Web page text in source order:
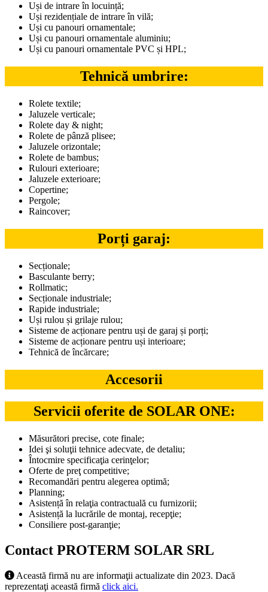
Uși de intrare în locuință;
Uși rezidențiale de intrare în vilă;
Uși cu panouri ornamentale;
Uși cu panouri ornamentale aluminiu;
Uși cu panouri ornamentale PVC și HPL;
Tehnică umbrire:
Rolete textile;
Jaluzele verticale;
Rolete day & night;
Rolete de pânză plisee;
Jaluzele orizontale;
Rolete de bambus;
Rulouri exterioare;
Jaluzele exterioare;
Copertine;
Pergole;
Raincover;
Porți garaj:
Secționale;
Basculante berry;
Rollmatic;
Secționale industriale;
Rapide industriale;
Uși rulou și grilaje rulou;
Sisteme de acționare pentru uși de garaj și porți;
Sisteme de acționare pentru uși interioare;
Tehnică de încărcare;
Accesorii
Servicii oferite de SOLAR ONE:
Măsurători precise, cote finale;
Idei şi soluţii tehnice adecvate, de detaliu;
Întocmire specificaţia cerinţelor;
Oferte de preţ competitive;
Recomandări pentru alegerea optimă;
Planning;
Asistență în relaţia contractuală cu furnizorii;
Asistență la lucrările de montaj, recepţie;
Consiliere post-garanţie;
Contact PROTERM SOLAR SRL
Această firmă nu are informaţii actualizate din 2023. Dacă
reprezentaţi această firmă click aici.